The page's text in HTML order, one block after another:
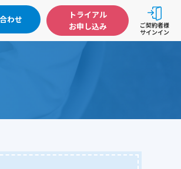
わせ
トライアル
お申し込み
ご契約者様
サインイン